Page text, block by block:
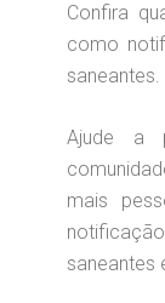
Confira
como
saneantes.
Ajude a
mais
saneantes